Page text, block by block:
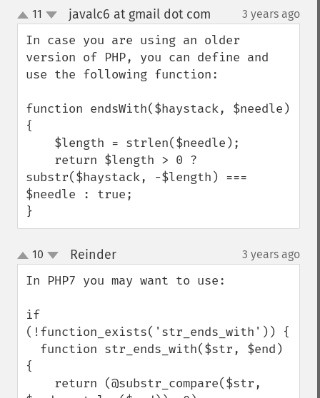
up
down
11 javalc6 at gmail dot com 3 years ago
In case you are using an older
version of PHP, you can define and
use the following function:
function endsWith($haystack, $needle)
{
substr($haystack, -$length) ===
$needle : true;
}
up
down
10 Reinder¶ 3 years ago
In PHP7 you may want to use:
if
(!function_exists('str_ends_with')) {
{